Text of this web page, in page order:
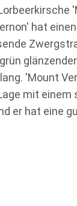
hat
'Mount
mit einem
er hat eine